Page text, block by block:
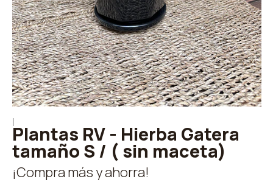
Plantas RV - Hierba Gatera
tamaño S / ( sin maceta)
¡Compra más y ahorra!